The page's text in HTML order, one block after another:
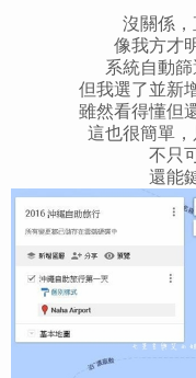
沒關係，
像我方才
系統自動篩
但我選了並新
雖然看得懂但
這也很簡單，
不只
還能